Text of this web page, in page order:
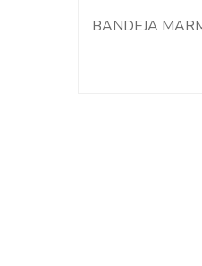
BANDEJA